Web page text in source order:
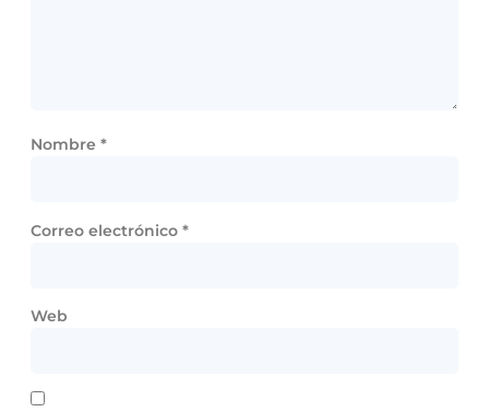
Nombre *
Correo electrónico *
Web